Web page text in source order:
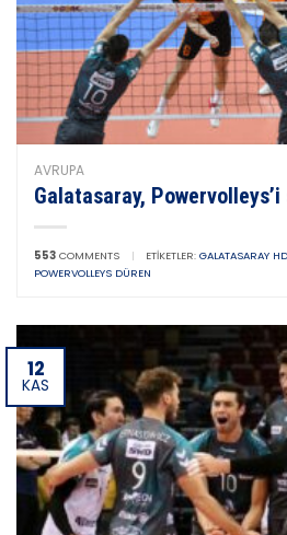
AVRUPA
Galatasaray,
553 COMMENTS | ETIKETLER: GALATASARAY
POWERVOLLEYS DÜREN
12
KAS